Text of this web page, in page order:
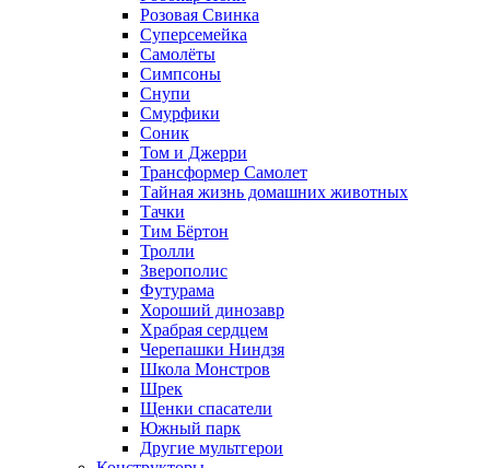
Розовая Свинка
Суперсемейка
Самолёты
Симпсоны
Снупи
Смурфики
Соник
Том и Джерри
Трансформер Самолет
Тайная жизнь домашних животных
Тачки
Тим Бёртон
Тролли
Зверополис
Футурама
Хороший динозавр
Храбрая сердцем
Черепашки Ниндзя
Школа Монстров
Шрек
Щенки спасатели
Южный парк
Другие мультгерои